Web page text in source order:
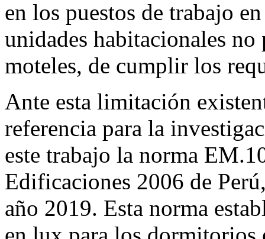
en los puestos de trabajo
unidades habitacionales no
moteles, de cumplir los
Ante esta limitación
referencia para la
este trabajo la norma
Edificaciones 2006 de
año 2019. Esta norma